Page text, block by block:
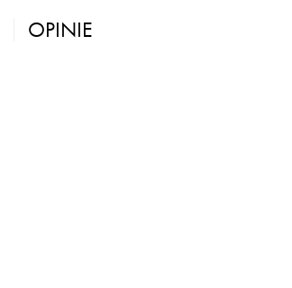
OPINIE